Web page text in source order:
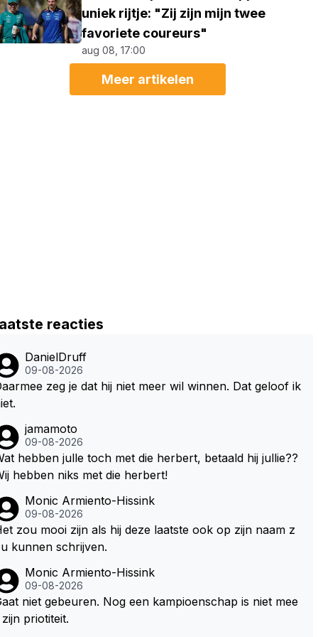
uniek rijtje: "Zij zijn mijn twee
favoriete coureurs"
aug 08, 17:00
Meer artikelen
reacties
DanielDruff
09-08-2026
zeg je dat hij niet meer wil winnen. Dat geloof ik
jamamoto
09-08-2026
hebben julle toch met die herbert, betaald hij jullie??
hebben niks met die herbert!
Monic Armiento-Hissink
09-08-2026
zou mooi zijn als hij deze laatste ook op zijn naam z
kunnen schrijven.
Monic Armiento-Hissink
09-08-2026
niet gebeuren. Nog een kampioenschap is niet mee
priotiteit.